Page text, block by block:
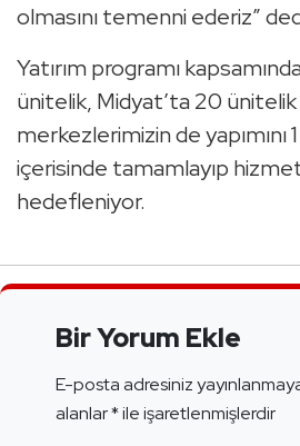
olmasını temenni ederiz”
Yatırım programı
ünitelik, Midyat’ta 20 ünitelik
merkezlerimizin de yapımını 1
içerisinde tamamlayıp
hedefleniyor.
Bir Yorum Ekle
E-posta adresiniz
alanlar*ile işaretlenmişlerdir